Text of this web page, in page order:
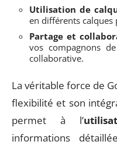
Utilisation de
en différents
Partage et
vos compagnons
collaborative.
La véritable force de
flexibilité et son
permet à l’
informations